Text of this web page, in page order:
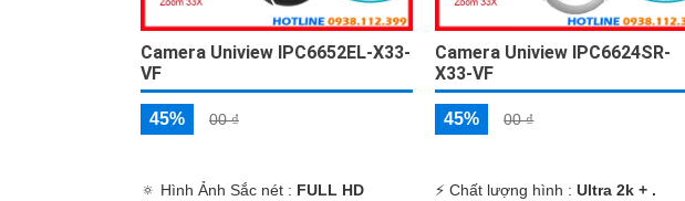
Camera Uniview IPC6652EL-X33-
VF
45% 00 ₫
🔅 Hình Ảnh Sắc nét : FULL HD
Camera Uniview IPC6624SR-
X33-VF
45% 00 ₫
️⚡ Chất lượng hình :Ultra 2k + .